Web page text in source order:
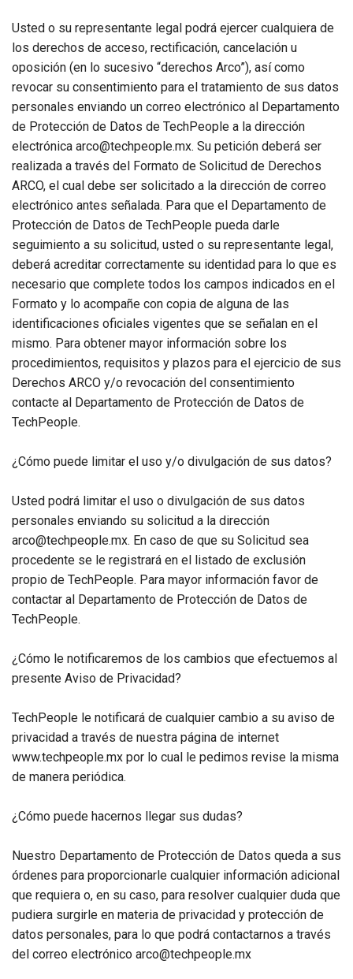
Usted o su representante legal podrá ejercer cualquiera de
los derechos de acceso, rectificación, cancelación u
oposición (en lo sucesivo “derechos Arco”), así como
revocar su consentimiento para el tratamiento de sus datos
personales enviando un correo electrónico al Departamento
de Protección de Datos de TechPeople a la dirección
electrónica arco@techpeople.mx. Su petición deberá ser
realizada a través del Formato de Solicitud de Derechos
ARCO, el cual debe ser solicitado a la dirección de correo
electrónico antes señalada. Para que el Departamento de
Protección de Datos de TechPeople pueda darle
seguimiento a su solicitud, usted o su representante legal,
deberá acreditar correctamente su identidad para lo que es
necesario que complete todos los campos indicados en el
Formato y lo acompañe con copia de alguna de las
identificaciones oficiales vigentes que se señalan en el
mismo. Para obtener mayor información sobre los
procedimientos, requisitos y plazos para el ejercicio de sus
Derechos ARCO y/o revocación del consentimiento
contacte al Departamento de Protección de Datos de
TechPeople.
¿Cómo puede limitar el uso y/o divulgación de sus datos?
Usted podrá limitar el uso o divulgación de sus datos
personales enviando su solicitud a la dirección
arco@techpeople.mx. En caso de que su Solicitud sea
procedente se le registrará en el listado de exclusión
propio de TechPeople. Para mayor información favor de
contactar al Departamento de Protección de Datos de
TechPeople.
¿Cómo le notificaremos de los cambios que efectuemos al
presente Aviso de Privacidad?
TechPeople le notificará de cualquier cambio a su aviso de
privacidad a través de nuestra página de internet
www.techpeople.mx por lo cual le pedimos revise la misma
de manera periódica.
¿Cómo puede hacernos llegar sus dudas?
Nuestro Departamento de Protección de Datos queda a sus
órdenes para proporcionarle cualquier información adicional
que requiera o, en su caso, para resolver cualquier duda que
pudiera surgirle en materia de privacidad y protección de
datos personales, para lo que podrá contactarnos a través
del correo electrónico arco@techpeople.mx